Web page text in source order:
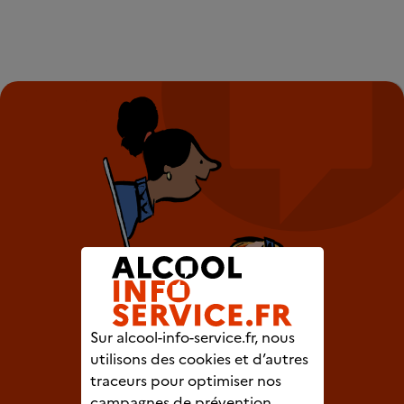
Sur alcool-info-service.fr, nous
utilisons des cookies et d’autres
traceurs pour optimiser nos